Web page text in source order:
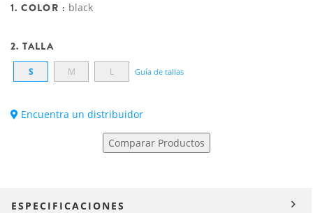
1. COLOR : black
2. TALLA
S M L Guía de tallas
Encuentra un distribuidor
Comparar Productos
ESPECIFICACIONES